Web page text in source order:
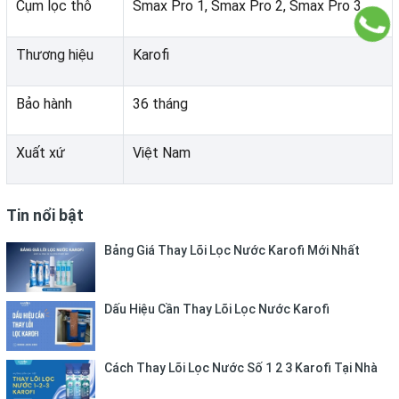
♦ Chỉ số ORP âm sâu đến -600mV giúpchống oxy
hóa mạnh mẽ
sức khỏe tổng thể
♦Lõi HP 6.2hỗ trợ ổn định chỉ số ORP, tăng hiệu
quả điện phân
của màng điện phân và đảm bảo nước ion kiềm luôn ở
mức tiêu chuẩn.
Cụm lọc thô Smax Pro 1, Smax Pro 2, Smax Pro 3
Thương hiệu Karofi
Bảo hành 36 tháng
Xuất xứ Việt Nam
Tin nổi bật
Bảng Giá Thay Lõi Lọc Nước Karofi Mới Nhất
Dấu Hiệu Cần Thay Lõi Lọc Nước Karofi
Cách Thay Lõi Lọc Nước Số 1 2 3 Karofi Tại Nhà